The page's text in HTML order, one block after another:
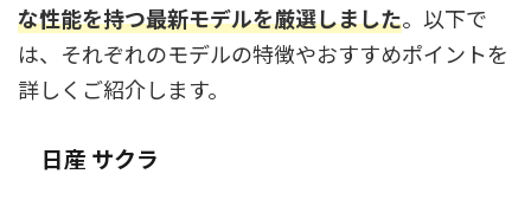
な性能を持つ最新モデルを厳選しました。以下で
は、それぞれのモデルの特徴やおすすめポイントを
詳しくご紹介します。
日産 サクラ